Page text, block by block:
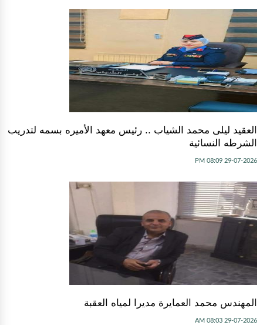
العقيد ليلى محمد الشياب .. رئيس معهد الأميره بسمه لتدريب
الشرطه النسائية
29-07-2026 08:09 PM
المهندس محمد العمايرة مديرا لمياه العقبة
29-07-2026 08:03 AM